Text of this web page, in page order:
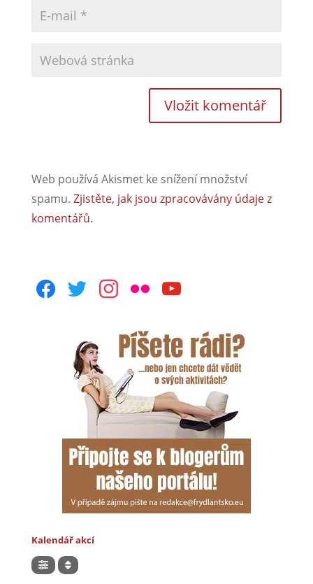
Web používá Akismet ke snížení množství
spamu. Zjistěte, jak jsou zpracovávány údaje z
komentářů.
facebooktwitterinstagram
flickr youtube
Kalendář akcí